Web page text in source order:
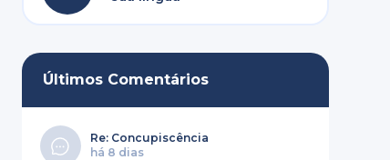
Últimos Comentários
Re: Concupiscência
há 8 dias